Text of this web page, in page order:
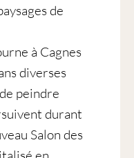
de
à Cagnes
diverses
peindre
durant
Salon des